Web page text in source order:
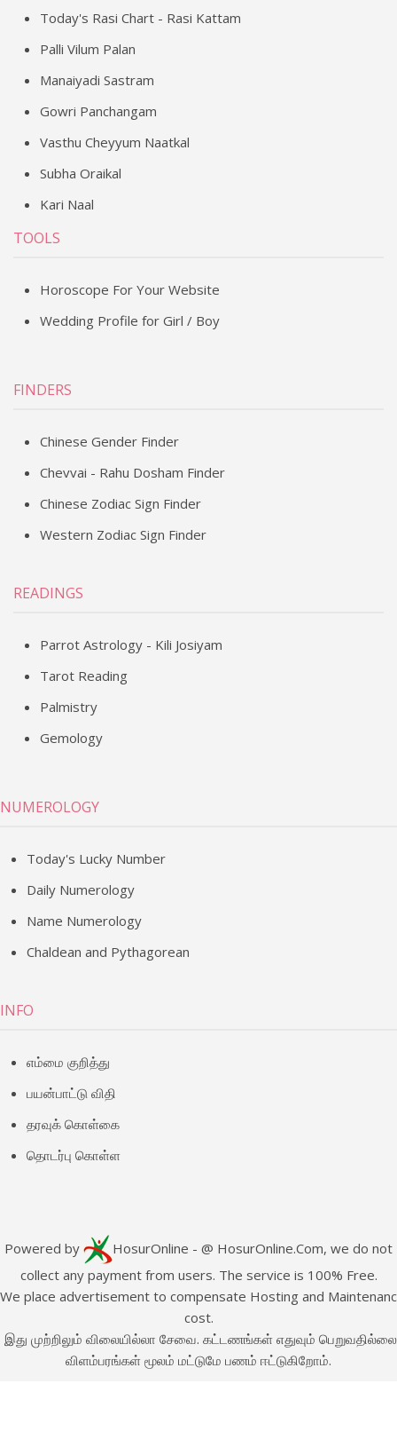
Today's Rasi Chart - Rasi Kattam
Palli Vilum Palan
Manaiyadi Sastram
Gowri Panchangam
Vasthu Cheyyum Naatkal
Subha Oraikal
Kari Naal
TOOLS
Horoscope For Your Website
Wedding Profile for Girl / Boy
FINDERS
Chinese Gender Finder
Chevvai - Rahu Dosham Finder
Chinese Zodiac Sign Finder
Western Zodiac Sign Finder
READINGS
Parrot Astrology - Kili Josiyam
Tarot Reading
Palmistry
Gemology
NUMEROLOGY
Today's Lucky Number
Daily Numerology
Name Numerology
Chaldean and Pythagorean
INFO
எம்மை குறித்து
பயன்பாட்டு விதி
தரவுக் கொள்கை
தொடர்பு கொள்ள
Powered by HosurOnline - @ HosurOnline.Com, we do not
collect any payment from users. The service is 100% Free.
place advertisement to compensate Hosting and
cost.
முற்றிலும் விலையில்லா சேவை. கட்டணங்கள் எதுவும்
விளம்பரங்கள் மூலம் மட்டுமே பணம் ஈட்டுகிறோம்.